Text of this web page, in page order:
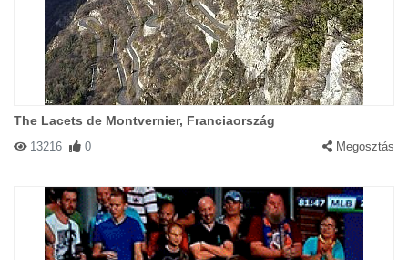
The Lacets de Montvernier, Franciaország
13216 0 Megosztás